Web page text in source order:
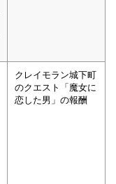
クレイモラン城下町
のクエスト「魔女に
恋した男」の報酬